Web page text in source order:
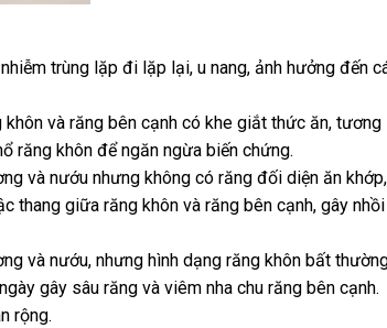
trùng lặp đi lặp lại, u nang, ảnh hưởng đến
và răng bên cạnh có khe giắt thức ăn, tương
răng khôn để ngăn ngừa biến chứng.
và nướu nhưng không có răng đối diện ăn khớp,
thang giữa răng khôn và răng bên cạnh, gây nhồi
và nướu, nhưng hình dạng răng khôn bất
gây sâu răng và viêm nha chu răng bên cạnh.
rộng.